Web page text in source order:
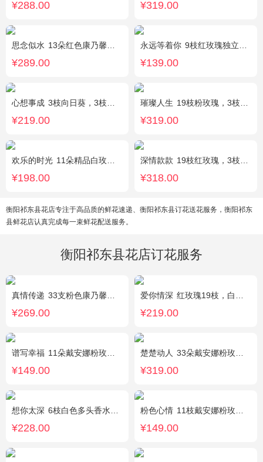
¥288.00 ¥319.00
思念似水 13朵红色康乃馨，5朵粉玫瑰，粉色洋桔梗、红豆、尤加利搭配
¥289.00
永远等着你 9枝红玫瑰独立包装，黄英丰满。
¥139.00
心想事成 3枝向日葵，3枝香槟玫瑰，搭配桔梗、尤加利叶
¥219.00
璀璨人生 19枝粉玫瑰，3枝向日葵，绿叶搭配
¥319.00
欢乐的时光 11朵精品白玫瑰，搭配适量黄莺，随机赠送1只可爱小熊。
¥198.00
深情款款 19枝红玫瑰，3枝白百合，3枝粉百合，搭配满天星，绿叶等配材
¥318.00
衡阳祁东县花店专注于高品质的鲜花速递、衡阳祁东县订花送花服务，衡阳祁东
县鲜花店认真完成每一束鲜花配送服务。
衡阳祁东县花店订花服务
真情传递 33支粉色康乃馨，搭配黄莺、满天星。
¥269.00
爱你情深 红玫瑰19枝，白色相思梅、栀子叶搭配
¥219.00
谱写幸福 11朵戴安娜粉玫瑰，搭配适量情人草装饰
¥149.00
楚楚动人 33朵戴安娜粉玫瑰，相思梅搭配
¥319.00
想你太深 6枝白色多头香水百合，黄莺、勿忘我搭配。
¥228.00
粉色心情 11枝戴安娜粉玫瑰，满天星，绿叶搭配
¥149.00